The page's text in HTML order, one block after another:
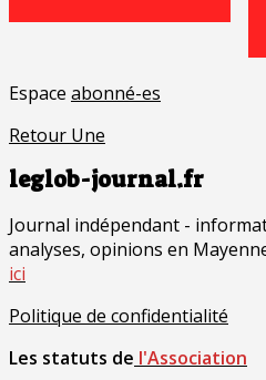
Espace abonné-es
Retour Une
leglob-journal.fr
Journal indépendant -
analyses, opinions en
ici
Politique de confidentialité
Les statuts de l'Association